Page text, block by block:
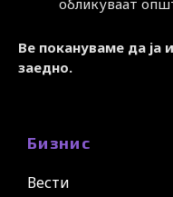
Ве покануваме да ја
заедно.
Бизнис
Вести